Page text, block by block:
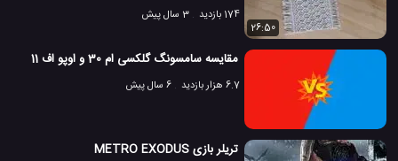
174 بازدید
3 سال پیش
26:50
مقایسه سامسونگ گلکسی ام 30 و اوپو اف 11
6.7 هزار بازدید 6 سال پیش
تریلر بازی METRO EXODUS